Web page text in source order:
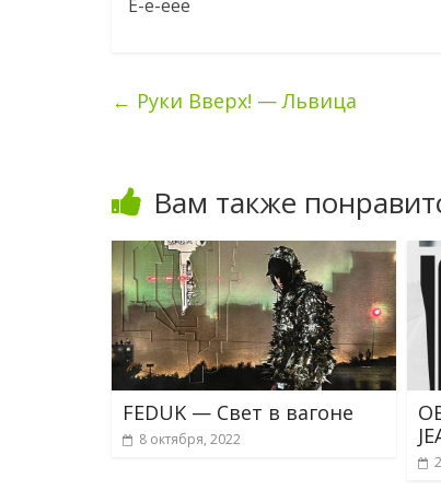
E-e-eee
← Руки Вверх! — Львица
Вам также
FEDUK — Свет в вагоне
8 октября, 2022